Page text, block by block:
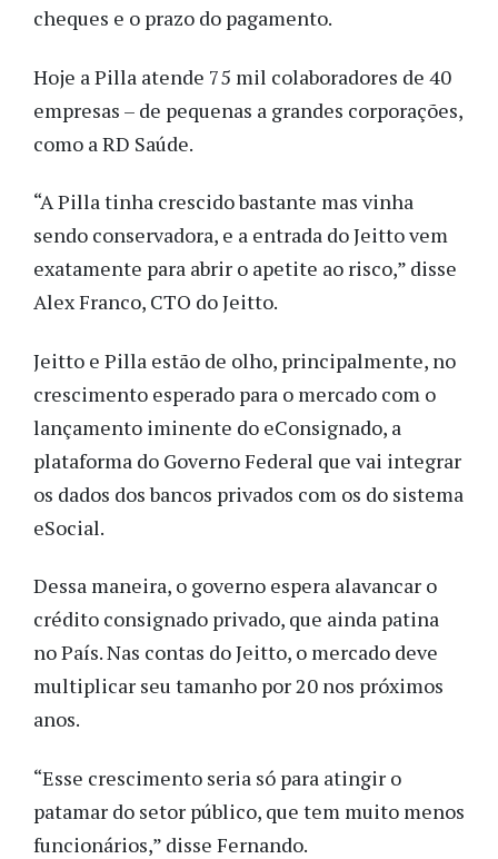
cheques e o prazo do pagamento.
Hoje a Pilla atende 75 mil colaboradores de 40
empresas – de pequenas a grandes corporações,
como a RD Saúde.
“A Pilla tinha crescido bastante mas vinha
sendo conservadora, e a entrada do Jeitto vem
exatamente para abrir o apetite ao risco,” disse
Alex Franco, CTO do Jeitto.
Jeitto e Pilla estão de olho, principalmente, no
crescimento esperado para o mercado com o
lançamento iminente do eConsignado, a
plataforma do Governo Federal que vai integrar
os dados dos bancos privados com os do sistema
eSocial.
Dessa maneira, o governo espera alavancar o
crédito consignado privado, que ainda patina
no País. Nas contas do Jeitto, o mercado deve
multiplicar seu tamanho por 20 nos próximos
anos.
“Esse crescimento seria só para atingir o
patamar do setor público, que tem muito menos
funcionários,” disse Fernando.